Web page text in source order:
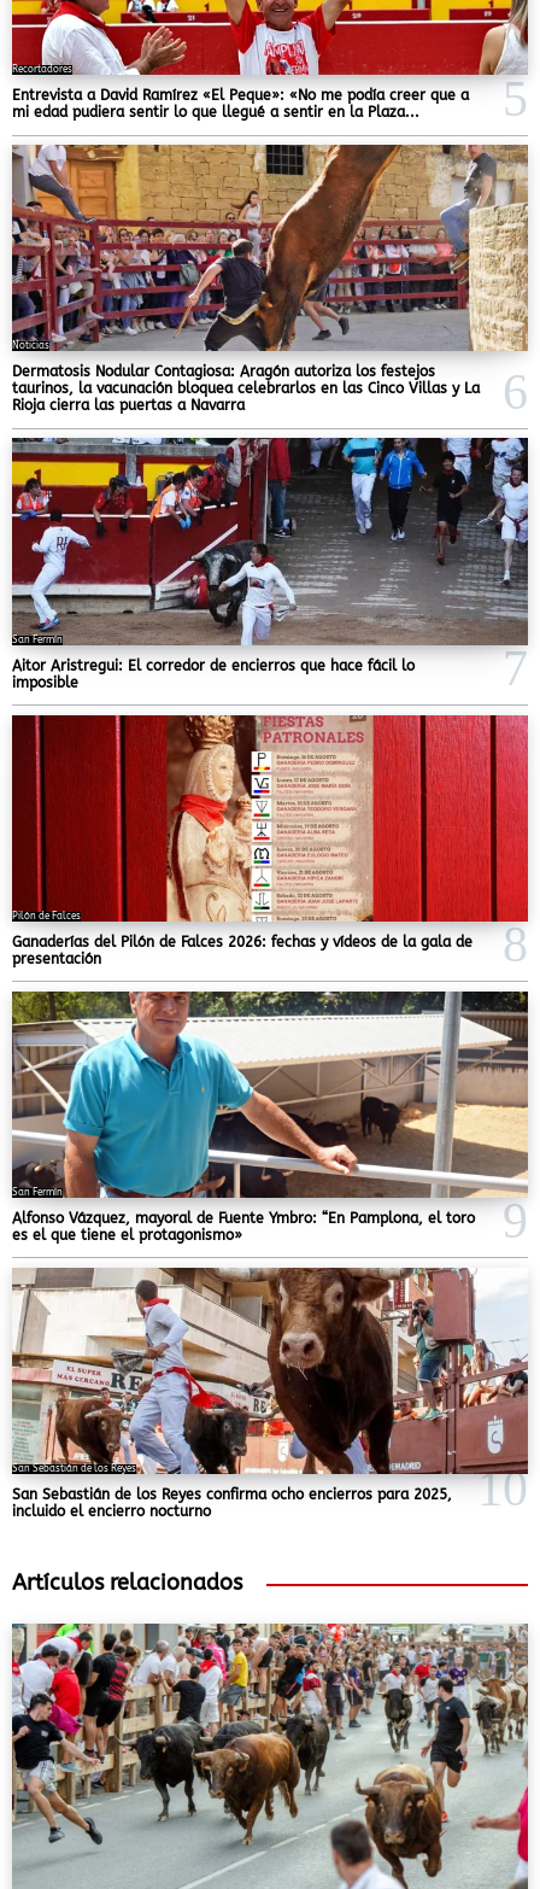
Recortadores
Entrevista a David Ramírez «El Peque»: «No me podía creer que a
mi edad pudiera sentir lo que llegué a sentir en la Plaza...
Noticias
Dermatosis Nodular Contagiosa: Aragón autoriza los festejos
taurinos, la vacunación bloquea celebrarlos en las Cinco Villas y La
Rioja cierra las puertas a Navarra
San Fermín
Aitor Aristregui: El corredor de encierros que hace fácil lo
imposible
Pilón de Falces
Ganaderías del Pilón de Falces 2026: fechas y vídeos de la gala de
presentación
San Fermín
Alfonso Vázquez, mayoral de Fuente Ymbro: “En Pamplona, el toro
es el que tiene el protagonismo»
San Sebastián de los Reyes
San Sebastián de los Reyes confirma ocho encierros para 2025,
incluido el encierro nocturno
Artículos relacionados